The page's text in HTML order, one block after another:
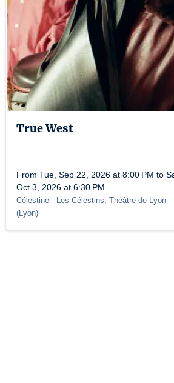
True West
From Tue, Sep 22, 2026 at 8:00 PM to
Oct 3, 2026 at 6:30 PM
Célestine - Les Célestins, Théâtre de Lyon
(Lyon)